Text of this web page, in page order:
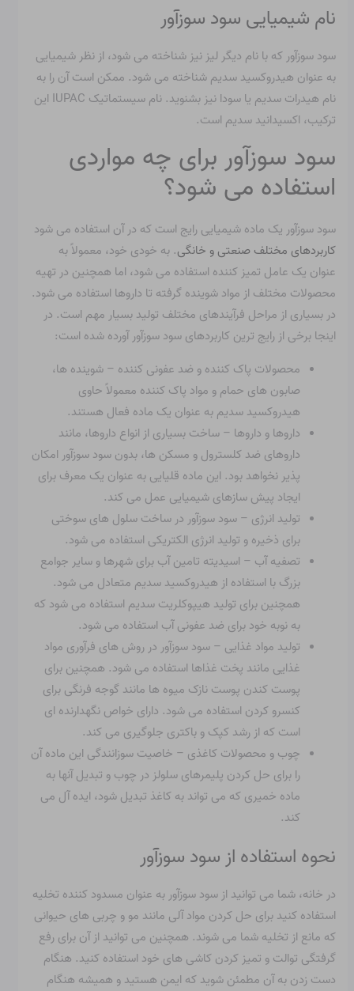
نام شیمیایی سود سوزآور
سود سوزآور که با نام دیگر لیز نیز شناخته می شود، از نظر شیمیایی
به عنوان هیدروکسید سدیم شناخته می شود. ممکن است آن را به
نام هیدرات سدیم یا سودا نیز بشنوید. نام سیستماتیک IUPAC این
ترکیب، اکسیدانید سدیم است.
سود سوزآور برای چه مواردی
استفاده می شود؟
سود سوزآور یک ماده شیمیایی رایج است که در آن استفاده می شود
کاربردهای مختلف صنعتی و خانگی. به خودی خود، معمولاً به
عنوان یک عامل تمیز کننده استفاده می شود، اما همچنین در تهیه
محصولات مختلف از مواد شوینده گرفته تا داروها استفاده می شود.
در بسیاری از مراحل فرآیندهای مختلف تولید بسیار مهم است. در
اینجا برخی از رایج ترین کاربردهای سود سوزآور آورده شده است:
محصولات پاک کننده و ضد عفونی کننده – شوینده ها،
صابون های حمام و مواد پاک کننده معمولاً حاوی
هیدروکسید سدیم به عنوان یک ماده فعال هستند.
داروها و داروها – ساخت بسیاری از انواع داروها، مانند
داروهای ضد کلسترول و مسکن ها، بدون سود سوزآور امکان
پذیر نخواهد بود. این ماده قلیایی به عنوان یک معرف برای
ایجاد پیش سازهای شیمیایی عمل می کند.
تولید انرژی – سود سوزآور در ساخت سلول های سوختی
برای ذخیره و تولید انرژی الکتریکی استفاده می شود.
تصفیه آب – اسیدیته تامین آب برای شهرها و سایر جوامع
بزرگ با استفاده از هیدروکسید سدیم متعادل می شود.
همچنین برای تولید هیپوکلریت سدیم استفاده می شود که
به نوبه خود برای ضد عفونی آب استفاده می شود.
تولید مواد غذایی – سود سوزآور در روش های فرآوری مواد
غذایی مانند پخت غذاها استفاده می شود. همچنین برای
پوست کندن پوست نازک میوه ها مانند گوجه فرنگی برای
کنسرو کردن استفاده می شود. دارای خواص نگهدارنده ای
است که از رشد کپک و باکتری جلوگیری می کند.
چوب و محصولات کاغذی – خاصیت سوزانندگی این ماده آن
را برای حل کردن پلیمرهای سلولز در چوب و تبدیل آنها به
ماده خمیری که می تواند به کاغذ تبدیل شود، ایده آل می
کند.
نحوه استفاده از سود سوزآور
در خانه، شما می توانید از سود سوزآور به عنوان مسدود کننده تخلیه
استفاده کنید برای حل کردن مواد آلی مانند مو و چربی های حیوانی
که مانع از تخلیه شما می شوند. همچنین می توانید از آن برای رفع
گرفتگی توالت و تمیز کردن کاشی های خود استفاده کنید. هنگام
دست زدن به آن مطمئن شوید که ایمن هستید و همیشه هنگام